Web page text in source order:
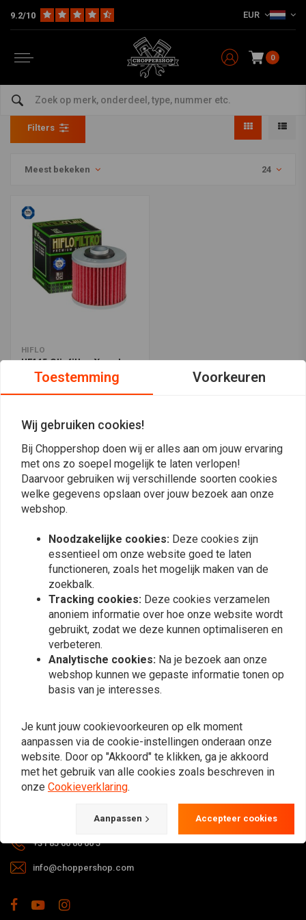
9.2/10 EUR
0
Producten getagd met xv920
Home Tags xv920
Filters
Meest bekeken 24
HIFLO
HF145 Oliefilter Yamaha
Meest bekeken 24
Abonneer
levertijden, retouren & reparaties of
algemene informatie kun je altijd op
één van de onderstaande manieren
Gotenburgweg 46a, 9723 TM Groningen (The Netherlands)
+31 85 06 06 06 5
info@choppershop.com
Toestemming Voorkeuren
Wij gebruiken cookies!
Bij Choppershop doen wij er alles aan om jouw ervaring
met ons zo soepel mogelijk te laten verlopen!
Daarvoor gebruiken wij verschillende soorten cookies
welke gegevens opslaan over jouw bezoek aan onze
webshop.
Noodzakelijke cookies: Deze cookies zijn
essentieel om onze website goed te laten
functioneren, zoals het mogelijk maken van de
zoekbalk.
Tracking cookies: Deze cookies verzamelen
anoniem informatie over hoe onze website wordt
gebruikt, zodat we deze kunnen optimaliseren en
verbeteren.
Analytische cookies: Na je bezoek aan onze
webshop kunnen we gepaste informatie tonen op
basis van je interesses.
Je kunt jouw cookievoorkeuren op elk moment
aanpassen via de cookie-instellingen onderaan onze
website. Door op "Akkoord" te klikken, ga je akkoord
met het gebruik van alle cookies zoals beschreven in
onze Cookieverklaring.
Aanpassen Accepteer cookies